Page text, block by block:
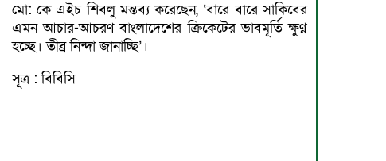
মো: কে এইচ শিবলু মন্তব্য করেছেন, ‘বারে বারে সাকিবের
এমন আচার-আচরণ বাংলাদেশের ক্রিকেটের ভাবমূর্তি ক্ষুণ্ণ
হচ্ছে। তীব্র নিন্দা জানাচ্ছি’।
সূত্র : বিবিসি